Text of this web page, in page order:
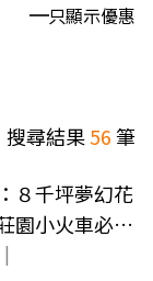
只顯示優惠
搜尋結果56筆
８千坪夢幻花
園小火車必打